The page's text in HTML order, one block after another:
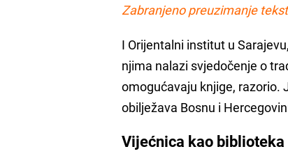
Zabranjeno preuzimanje
I Orijentalni institut u
njima nalazi svjedočenje o
omogućavaju knjige, razorio.
obilježava Bosnu i
Vijećnica kao biblioteka